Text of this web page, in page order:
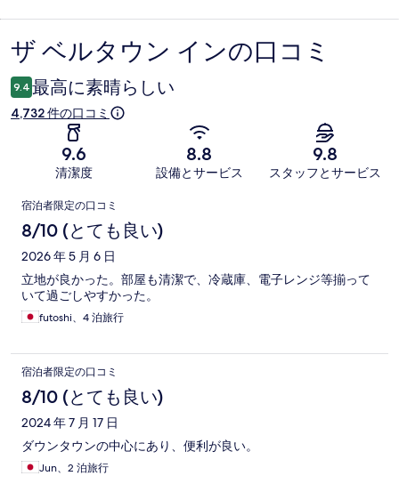
口
コ
ミ
ザ ベルタウン インの口コミ
9.4 最高に素晴らしい
4,732 件の口コミ
9.6
清潔度
8.8
設備とサービス
9.8
スタッフとサービス
口
コ
ミ
宿泊者限定の口コミ
8/10 (とても良い)
2026 年 5 月 6 日
立地が良かった。部屋も清潔で、冷蔵庫、電子レンジ等揃って
いて過ごしやすかった。
futoshi、4 泊旅行
宿泊者限定の口コミ
8/10 (とても良い)
2024 年 7 月 17 日
ダウンタウンの中心にあり、便利が良い。
Jun、2 泊旅行